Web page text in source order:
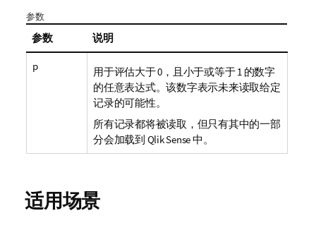
参数
参数 说明
p
用于评估大于 0，且小于或等于 1 的数字
的任意表达式。该数字表示未来读取给定
记录的可能性。
所有记录都将被读取，但只有其中的一部
分会加载到 Qlik Sense中。
适用场景